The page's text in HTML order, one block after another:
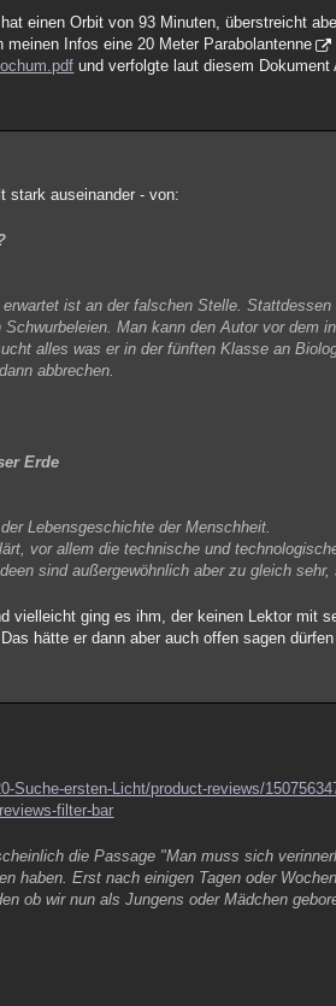
einen Orbit von 93 Minuten, überstreicht
Infos eine 20 Meter Parabolantenne
und verfolgte laut diesem Dokument
stark auseinander - von:
ist an der falschen Stelle.
Man kann den Autor vor dem
alles was er in der fünften Klasse an
abbrechen.
Erde
Lebensgeschichte der Menschheit.
vor allem die technische und
sind außergewöhnlich aber zu gleich
vielleicht ging es ihm, der keinen Lektor mit
hätte er dann aber auch offen sagen dürfen
Suche-ersten-Licht/product-reviews/
filter-bar
die Passage "Man muss sich
haben. Erst nach einigen Tagen oder
ob wir nun als Jungens oder Mädchen